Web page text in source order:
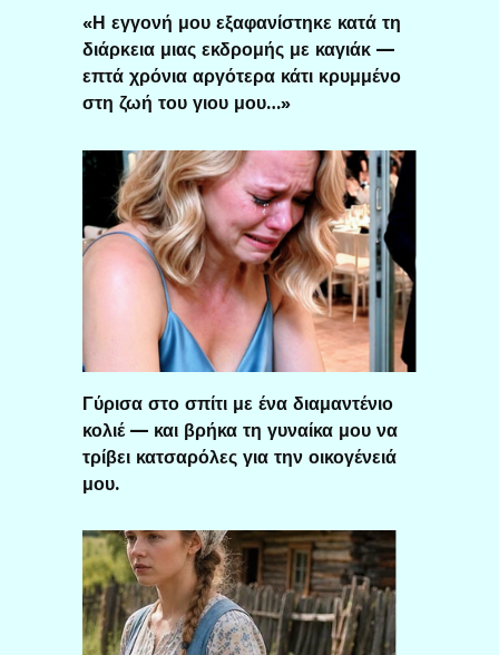
«Η εγγονή μου εξαφανίστηκε κατά τη
διάρκεια μιας εκδρομής με καγιάκ —
επτά χρόνια αργότερα κάτι κρυμμένο
στη ζωή του γιου μου…»
Γύρισα στο σπίτι με ένα διαμαντένιο
κολιέ — και βρήκα τη γυναίκα μου να
τρίβει κατσαρόλες για την οικογένειά
μου.